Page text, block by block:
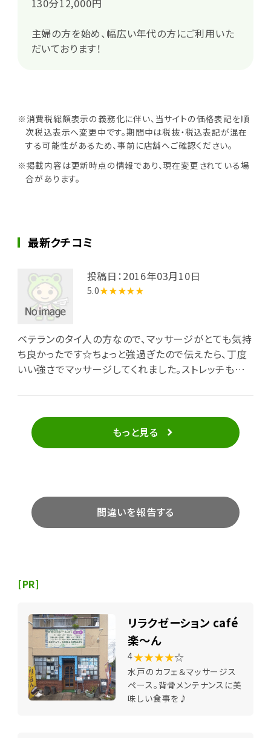
主婦の方を始め、幅広い年代の方にご利用いた
だいております！
※消費税総額表示の義務化に伴い、当サイトの価格表記を順
次税込表示へ変更中です。期間中は税抜・税込表記が混在
する可能性があるため、事前に店舗へご確認ください。
※掲載内容は更新時点の情報であり、現在変更されている場
合があります。
最新クチコミ
投稿日：2016年03月10日
5.0★★★★★
ベテランのタイ人の方なので、マッサージがとても気持
ち良かったです☆ちょっと強過ぎたので伝えたら、丁度
いい強さでマッサージしてくれました。ストレッチも上
もっと見る
間違いを報告する
[PR]
リラクゼーション café
楽～ん
4★★★★☆
水戸のカフェ＆マッサージス
ペース。背骨メンテナンスに美
味しい食事を♪